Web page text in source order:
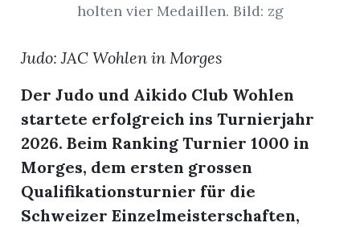
holten vier Medaillen. Bild: zg
Judo: JAC Wohlen in Morges
Der Judo und Aikido Club Wohlen
startete erfolgreich ins Turnierjahr
2026. Beim Ranking Turnier 1000 in
Morges, dem ersten grossen
Qualifikationsturnier für die
Schweizer Einzelmeisterschaften,